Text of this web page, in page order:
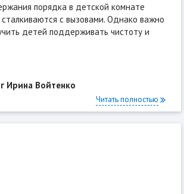
порядка в детской комнате
с вызовами. Однако важно
детей поддерживать чистоту и
Ирина Войтенко
Читать полностью